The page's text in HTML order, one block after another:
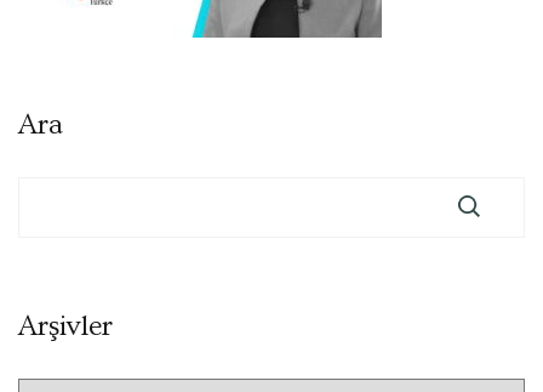
Ara
ArşivlerArşivler